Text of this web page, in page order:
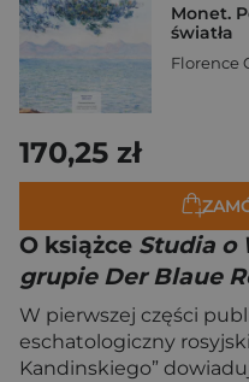
Monet.
światła
Florence
170,25 zł
O książce Studia o
grupie Der Blaue
W pierwszej części
eschatologiczny
Kandinskiego”